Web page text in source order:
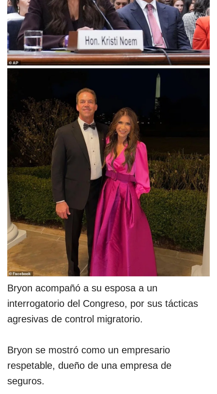
Bryon acompañó a su esposa a un
interrogatorio del Congreso, por sus tácticas
agresivas de control migratorio.
Bryon se mostró como un empresario
respetable, dueño de una empresa de
seguros.